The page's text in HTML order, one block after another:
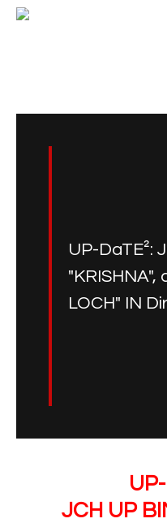
UP-DaTE²:
"KRISHNA",
LOCH" IN
JCH UP